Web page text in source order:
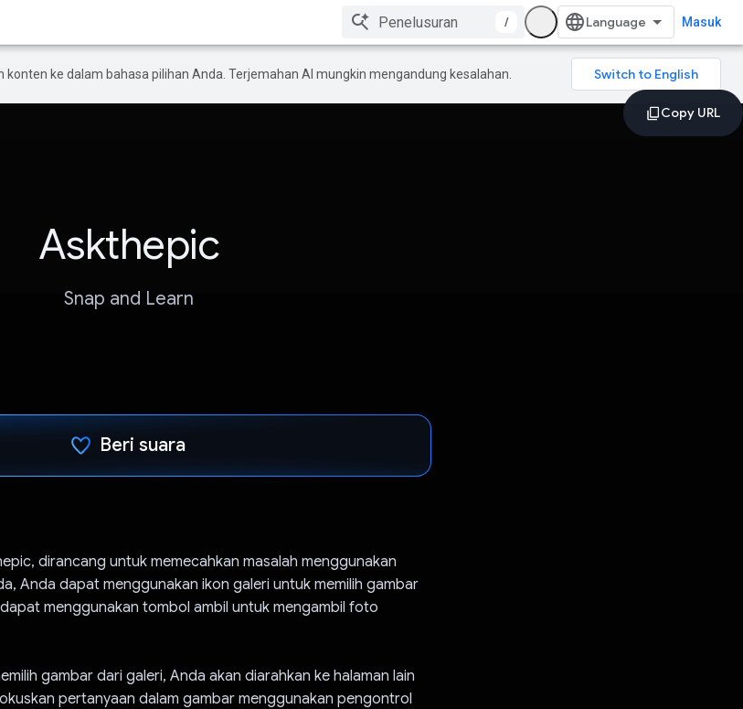
/ Masuk
ke dalam bahasa pilihan Anda. Terjemahan AI mungkin mengandung kesalahan.
Askthepic
Snap and Learn
Beri suara
dirancang untuk memecahkan masalah menggunakan
Anda dapat menggunakan ikon galeri untuk memilih gambar
menggunakan tombol ambil untuk mengambil foto
gambar dari galeri, Anda akan diarahkan ke halaman lain
pertanyaan dalam gambar menggunakan pengontrol